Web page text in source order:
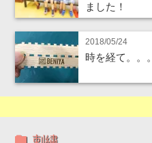
ました！
2018/05/24
時を経て。。。